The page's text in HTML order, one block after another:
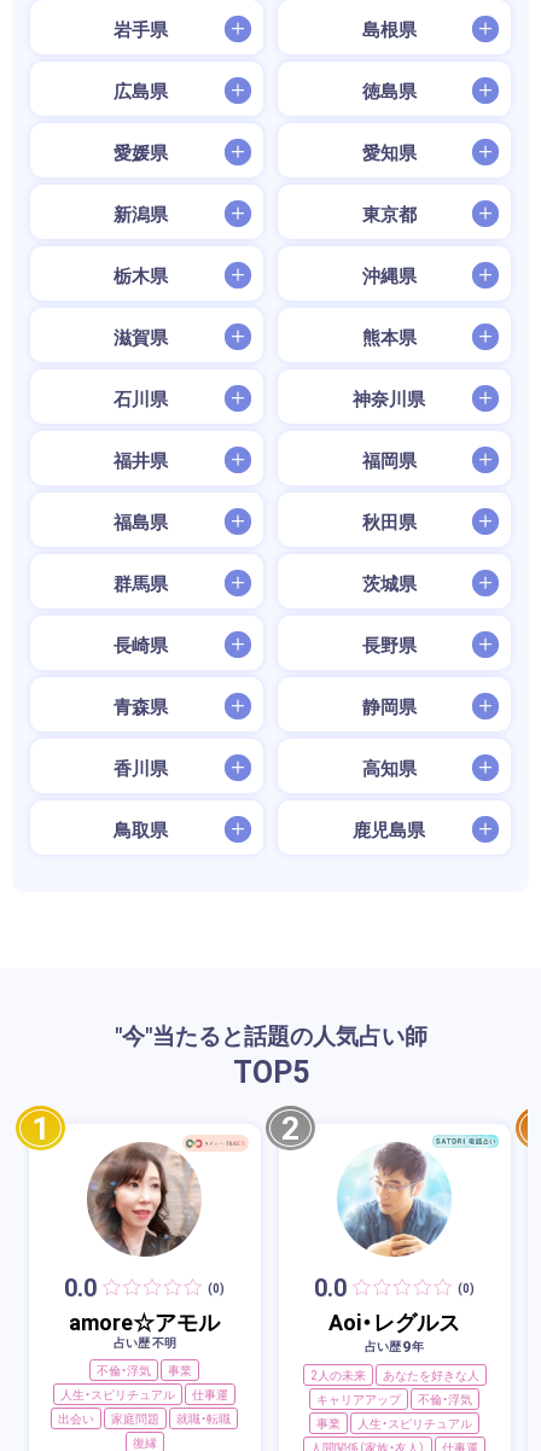
岩手県 島根県
広島県 徳島県
愛媛県 愛知県
新潟県 東京都
栃木県 沖縄県
滋賀県 熊本県
石川県 神奈川県
福井県 福岡県
福島県 秋田県
群馬県 茨城県
長崎県 長野県
青森県 静岡県
香川県 高知県
鳥取県 鹿児島県
"今"当たると話題の人気占い師
TOP5
1
0.0 (0)
amore☆アモル
占い歴 不明
不倫・浮気
事業
人生・スピリチュアル
仕事運
出会い
家庭問題
就職・転職
復縁
2
0.0 (0)
Aoi・レグルス
占い歴9年
2人の未来
あなたを好きな人
キャリアアップ
不倫・浮気
事業
人生・スピリチュアル
人間関係（家族・友人）
仕事運